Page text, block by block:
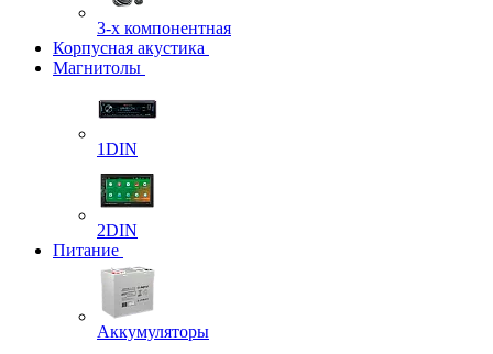
3-х компонентная
Корпусная акустика
Магнитолы
1DIN
2DIN
Питание
Аккумуляторы